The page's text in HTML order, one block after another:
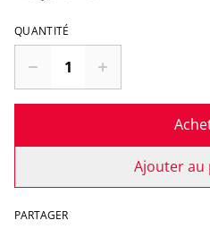
QUANTITÉ
Ajouter au
PARTAGER